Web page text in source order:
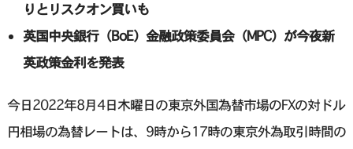
りとリスクオン買いも
英国中央銀行（BoE）金融政策委員会（MPC）が今夜新
英政策金利を発表
今日2022年8月4日木曜日の東京外国為替市場のFXの対ドル
円相場の為替レートは、9時から17時の東京外為取引時間の